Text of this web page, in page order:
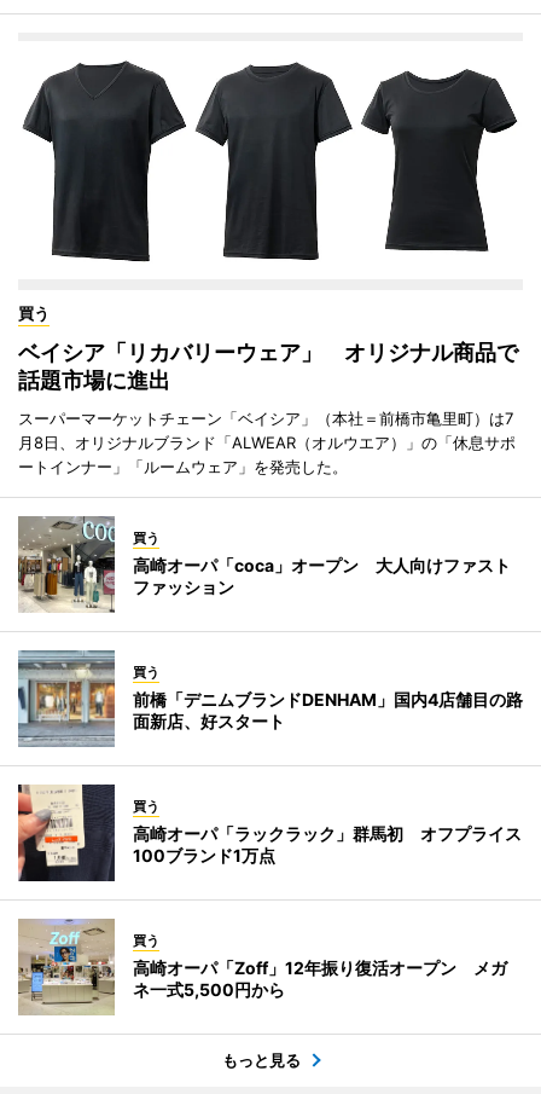
買う
ベイシア「リカバリーウェア」 オリジナル商品で
話題市場に進出
スーパーマーケットチェーン「ベイシア」（本社＝前橋市亀里町）は7
月8日、オリジナルブランド「ALWEAR（オルウエア）」の「休息サポ
ートインナー」「ルームウェア」を発売した。
買う
高崎オーパ「coca」オープン 大人向けファスト
ファッション
買う
前橋「デニムブランドDENHAM」国内4店舗目の路
面新店、好スタート
買う
高崎オーパ「ラックラック」群馬初 オフプライス
100ブランド1万点
買う
高崎オーパ「Zoff」12年振り復活オープン メガ
ネ一式5,500円から
もっと見る